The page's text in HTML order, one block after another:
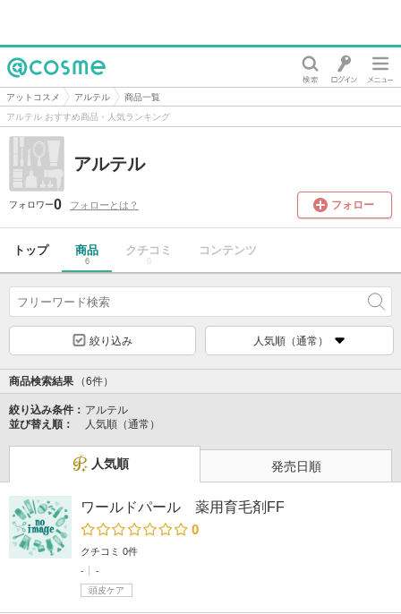
@cosme
アットコスメ アルテル
商品一覧
アルテル おすすめ商品・人気ランキング
アルテル
フォロワー0 フォローとは？ フォロー
トップ 商品
6
クチコミ
0
コンテンツ
絞り込み 人気順（通常）
商品検索結果 （6件）
絞り込み条件： アルテル
並び替え順：
人気順（通常）
人気順 発売日順
ワールドパール 薬用育毛剤FF
0
クチコミ 0件
-
-
頭皮ケア